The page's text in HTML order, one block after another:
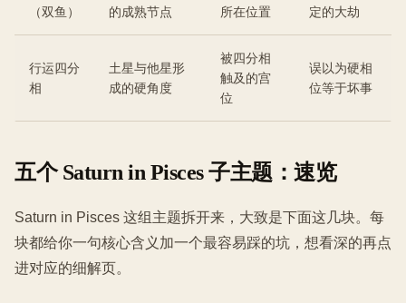
（双鱼）
的成熟节点
所在位置
定的大劫
行运四分
相
土星与他星形
成的硬角度
被四分相
触及的宫
位
误以为硬相
位等于坏事
五个 Saturn in Pisces 子主题：速览
Saturn in Pisces 这组主题拆开来，大致是下面这几块。每
块都给你一句核心含义加一个最容易踩的坑，想看深的再点
进对应的细解页。